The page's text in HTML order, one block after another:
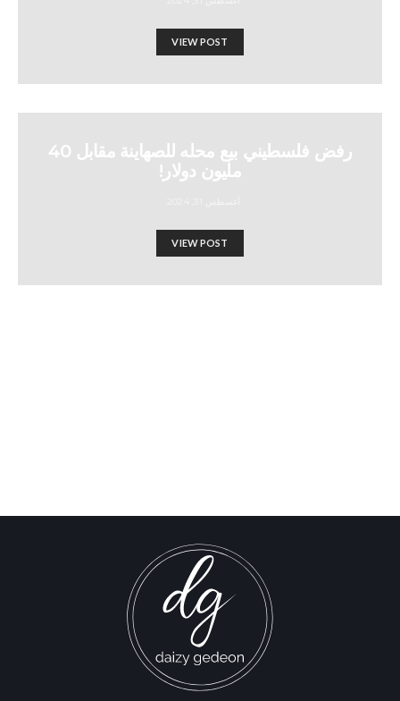
VIEW POST
رفض فلسطيني بيع محله للصهاينة مقابل 40
مليون دولار!
VIEW POST